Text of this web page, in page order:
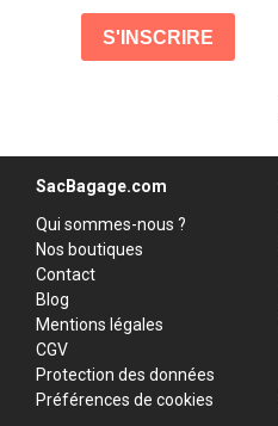
SacBagage.com
Qui sommes-nous ?
Nos boutiques
Contact
Blog
Mentions légales
CGV
Protection des données
Préférences de cookies